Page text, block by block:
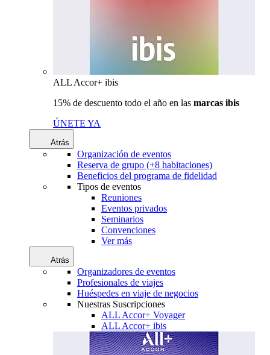
ALL Accor+ ibis
15% de descuento todo el año en las marcas ibis
ÚNETE YA
Atrás
Organización de eventos
Reserva de grupo (+8 habitaciones)
Beneficios del programa de fidelidad
Tipos de eventos
Reuniones
Eventos privados
Seminarios
Convenciones
Ver más
Atrás
Organizadores de eventos
Profesionales de viajes
Huéspedes en viaje de negocios
Nuestras Suscripciones
ALL Accor+ Voyager
ALL Accor+ ibis